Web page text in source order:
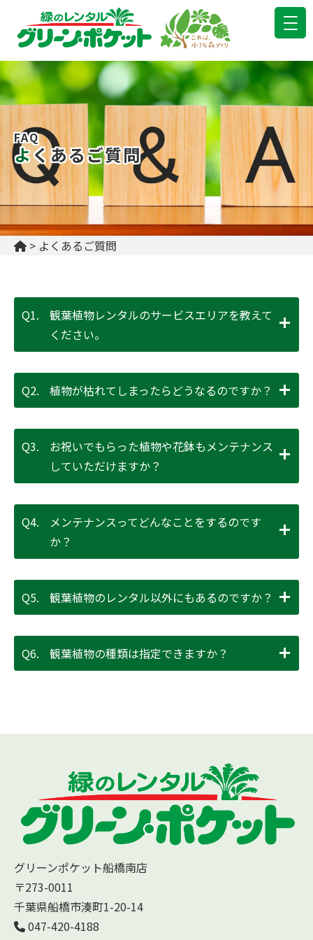
FAQ
よくあるご質問
> よくあるご質問
Q1.
観葉植物レンタルのサービスエリアを教えて
ください。
Q2. 植物が枯れてしまったらどうなるのですか？
Q3.
お祝いでもらった植物や花鉢もメンテナンス
していただけますか？
Q4.
メンテナンスってどんなことをするのです
か？
Q5. 観葉植物のレンタル以外にもあるのですか？
Q6. 観葉植物の種類は指定できますか？
グリーンポケット船橋南店
〒273-0011
千葉県船橋市湊町1-20-14
047-420-4188